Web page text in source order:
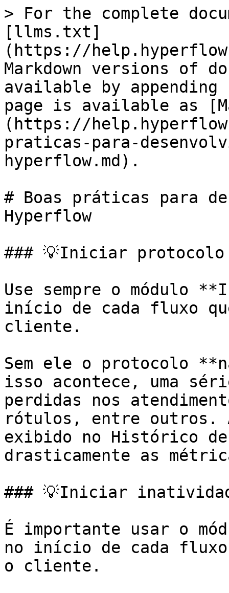
> For the complete
[llms.txt]
(https://
Markdown versions of
available by
page is available as
(https://
praticas-para-
hyperflow.md).
# Boas práticas para
Hyperflow
### 💡Iniciar protocolo
Use sempre o módulo
início de cada fluxo
cliente.
Sem ele o protocolo
isso acontece, uma
perdidas nos
rótulos, entre outros.
exibido no Histórico
drasticamente as
### 💡Iniciar
É importante usar o
no início de cada
o cliente.